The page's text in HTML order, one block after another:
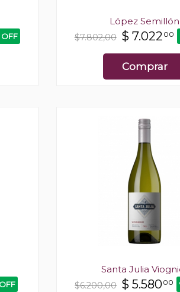
OFF
López Semillón
$7.802,00 $ 7.022 00
Comprar
Santa Julia
$6.200,00 $5.58000